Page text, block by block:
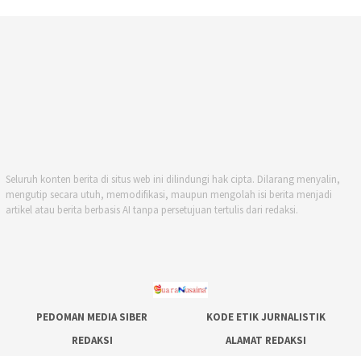
Seluruh konten berita di situs web ini dilindungi hak cipta. Dilarang menyalin,
mengutip secara utuh, memodifikasi, maupun mengolah isi berita menjadi
artikel atau berita berbasis AI tanpa persetujuan tertulis dari redaksi.
PEDOMAN MEDIA SIBER
KODE ETIK JURNALISTIK
REDAKSI
ALAMAT REDAKSI